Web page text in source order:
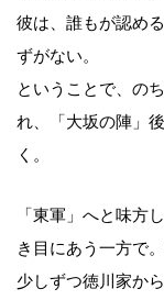
彼は、誰もが認め
ずがない。
ということで、の
れ、「大坂の陣」
く。
「東軍」へと味方
き目にあう一方で
少しずつ徳川家か